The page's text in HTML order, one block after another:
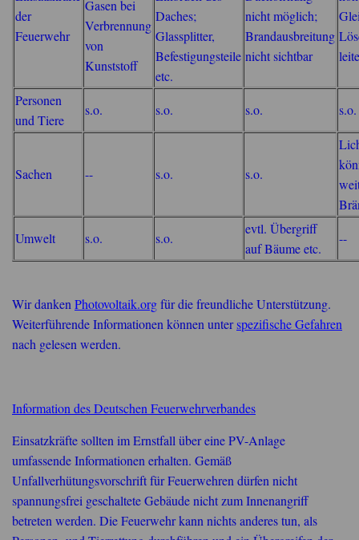
der
Feuerwehr
Gasen bei
Verbrennung
von
Kunststoff
Daches;
Glassplitter,
Befestigungsteile
etc.
nicht möglich;
Brandausbreitung
nicht sichtbar
Personen
und Tiere
s.o. s.o. s.o. s.o.
Sachen -- s.o. s.o.
Umwelt
s.o. s.o.
evtl. Übergriff
auf Bäume etc.
--
Wir danken Photovoltaik.orgfür die freundliche Unterstützung.
Weiterführende Informationen können unterspezifische Gefahren
nach gelesen werden.
Information des Deutschen Feuerwehrverbandes
Einsatzkräfte sollten im Ernstfall über eine PV-Anlage
umfassende Informationen erhalten. Gemäß
Unfallverhütungsvorschrift für Feuerwehren dürfen nicht
spannungsfrei geschaltete Gebäude nicht zum Innenangriff
betreten werden. Die Feuerwehr kann nichts anderes tun, als